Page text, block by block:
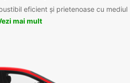
eficient și prietenoase cu mediul
mai mult